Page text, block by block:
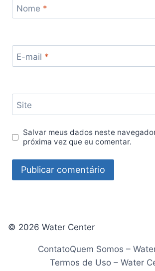
Nome *
E-mail *
Site
Salvar meus dados neste
próxima vez que eu comentar.
© 2026 Water Center
ContatoQuem Somos –
Termos de Uso – Water